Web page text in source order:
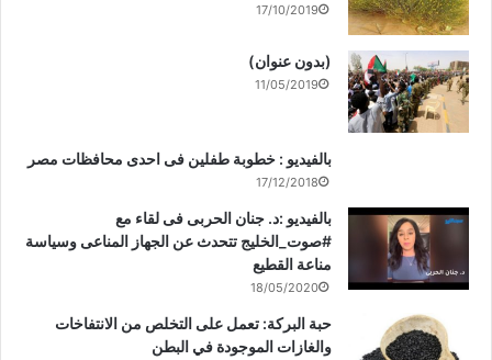
17/10/2019
(بدون عنوان)
11/05/2019
بالفيديو : خطوبة طفلين فى احدى محافظات مصر
17/12/2018
بالفيديو :د. جنان الحربى فى لقاء مع
#صوت_الخليج تتحدث عن الجهاز المناعى وسياسة
مناعة القطيع
18/05/2020
حبة البركة: تعمل على التخلص من الانتفاخات
والغازات الموجودة في البطن